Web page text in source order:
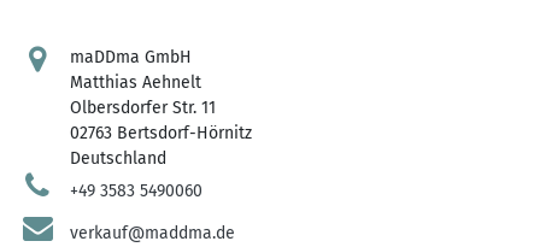
maDDma GmbH
Matthias Aehnelt
Olbersdorfer Str. 11
02763 Bertsdorf-Hörnitz
Deutschland
+49 3583 5490060
verkauf@maddma.de